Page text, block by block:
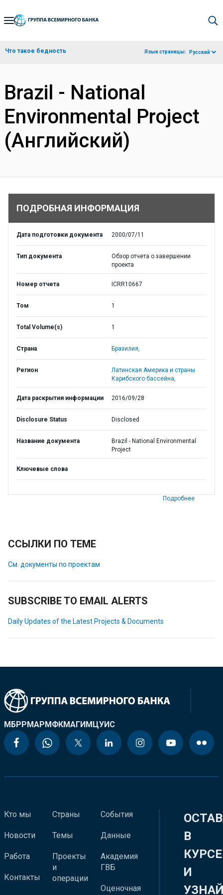
Skip
Navigation
Что такое бедность Язык страницы: Русский
Brazil - National
Environmental Project
(Английский)
ПОДРОБНАЯ ИНФОРМАЦИЯ
Дата подготовки документа 2000/07/11
Тип документа
Обзор отчета о завершении
проекта
Номер отчета ICRR10667
Том 1
Total Volume(s) 1
Страна Бразилия,
Регион
Латинская Америка и страны
Карибского бассейна,
Дата раскрытия информации 2016/09/28
Disclosure Status Disclosed
Название документа
Brazil - National Environmental
Project
Ключевые слова
Подробнее
ССЫЛКИ ПО ТЕМЕ
См. документы по проектам
SUBSCRIBE TO EMAIL ALERTS
Daily Updates of the Latest Projects & Documents
МБРРМАРМФКМАГИМЦУИС
Кто мы
Новости
Работа
Контакты
Страны
Темы
Проекты
и
операции
События
Данные
Академия
ГВБ
Оценочная
В
КУРСЕ
И